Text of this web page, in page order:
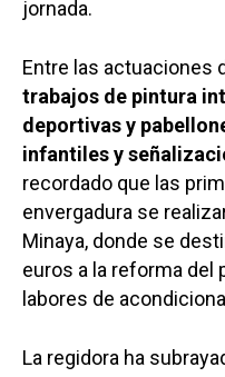
jornada.
Entre las actuaciones
trabajos de pintura
deportivas y
infantiles y
recordado que las
envergadura se
Minaya, donde se
euros a la reforma del
labores de
La regidora ha